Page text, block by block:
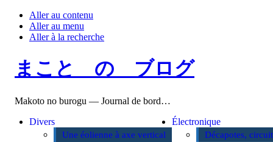
Aller au contenu
Aller au menu
Aller à la recherche
まこと の ブログ
Makoto no burogu — Journal de bord…
Divers
Une éolienne à axe vertical
Électronique
Décapotes,